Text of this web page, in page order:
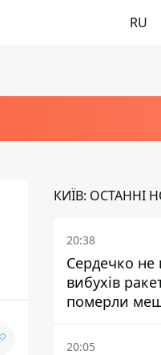
RU
КИЇВ: ОСТАННІ
20:38
Сердечко
вибухів
померли
притулку
інвалідністю
20:05